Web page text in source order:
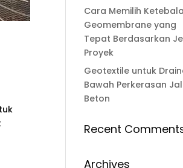
Cara Memilih
Geomembrane yang
Tepat Berdasarkan
Proyek
Geotextile untuk
Bawah Perkerasan
Beton
Recent
Archives